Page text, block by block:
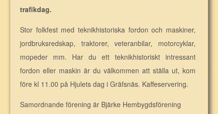
trafikdag.
Stor folkfest med teknikhistoriska fordon och maskiner,
jordbruksredskap, traktorer, veteranbilar, motorcyklar,
mopeder mm. Har du ett teknikhistoriskt intressant
fordon eller maskin är du välkommen att ställa ut, kom
före kl 11.00 på Hjulets dag i Gräfsnäs. Kaffeservering.
Samordnande förening är Bjärke Hembygdsförening